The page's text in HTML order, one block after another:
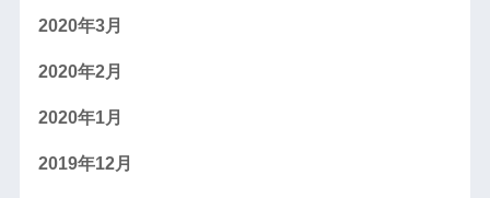
2020年3月
2020年2月
2020年1月
2019年12月